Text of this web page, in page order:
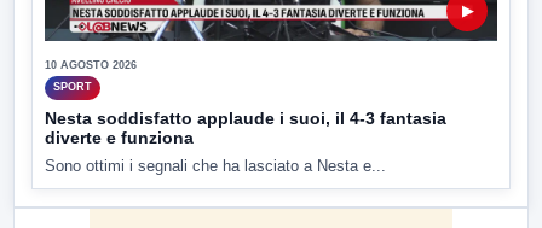
▶
10 AGOSTO 2026
SPORT
Nesta soddisfatto applaude i suoi, il 4-3 fantasia
diverte e funziona
Sono ottimi i segnali che ha lasciato a Nesta e...